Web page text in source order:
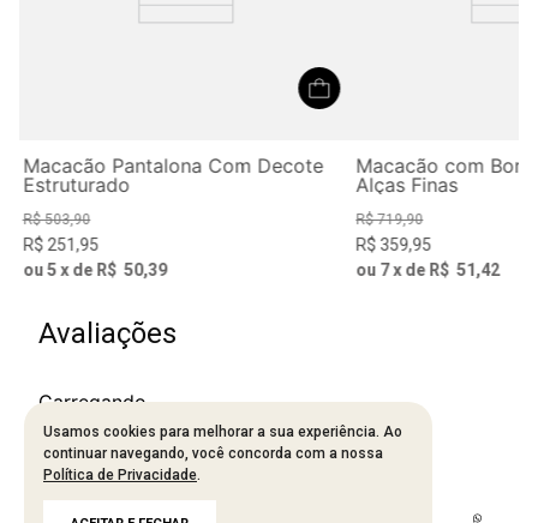
Macacão Pantalona Com Decote
Estruturado
R$ 503,90
R$251,95
ou5x de R$ 50,39
Macacão com
Alças Finas
R$ 719,90
R$ 359,95
ou 7x de R$ 51,42
Avaliações
Carregando…
Faça login para escrever uma avaliação.
Usamos cookies para melhorar a sua experiência. Ao
continuar navegando, você concorda com a nossa
Política de Privacidade.